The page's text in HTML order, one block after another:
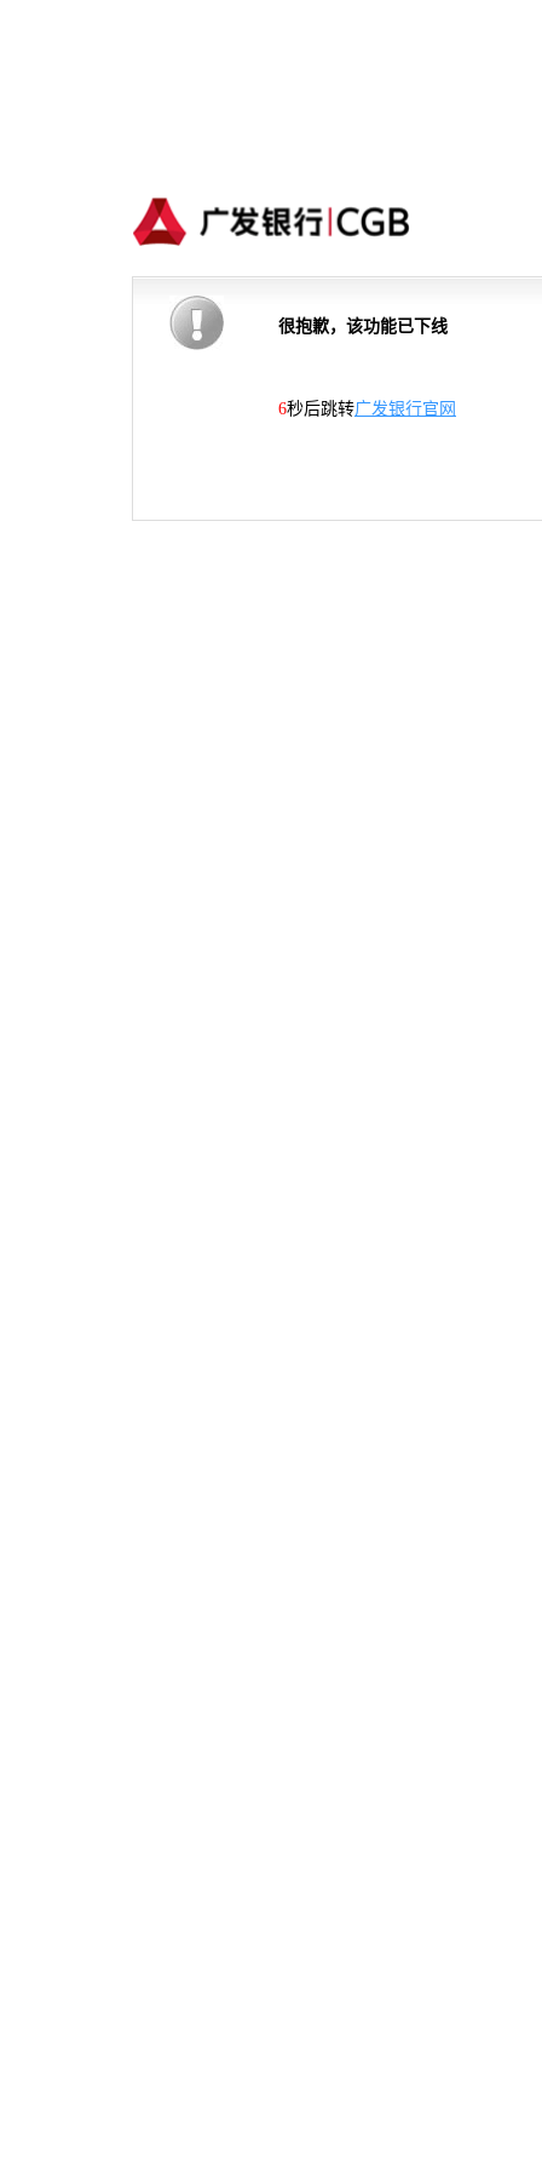
很抱歉，该功能已下线
6秒后跳转广发银行官网